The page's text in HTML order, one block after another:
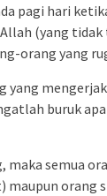
pagi hari
(yang tidak
orang yang
yang
buruk
maka semua
orang